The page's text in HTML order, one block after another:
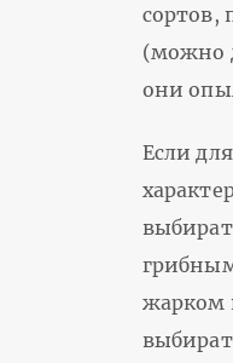
сортов,
(можно
они
Если
жарком